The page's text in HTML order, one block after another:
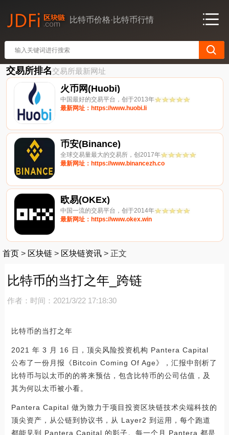
比特币价格·比特币行情
交易所排名交易所最新网址
火币网(Huobi)
中国最好的交易平台，创于2013年
最新网址：https://www.huobi.li
币安(Binance)
全球交易量最大的交易所，创2017年
最新网址：https://www.binancezh.co
欧易(OKEx)
中国一流的交易平台，创于2014年
最新网址：https://www.okex.win
首页 > 区块链 > 区块链资讯 > 正文
比特币的当打之年_跨链
作者： 时间：2021/3/22 17:18:30
比特币的当打之年
2021 年 3 月 16 日，顶尖风险投资机构 Pantera Capital
公布了一份月报《Bitcoin Coming Of Age》，汇报中剖析了
比特币与以太币的的将来预估，包含比特币的公司估值，及
其为何以太币被小看。
Pantera Capital 做为致力于项目投资区块链技术尖端科技的
顶尖资产，从公链到协议书，从 Layer2 到运用，每个跑道
都能见到 Pantera Capital 的影子。每一个月 Pantera 都是